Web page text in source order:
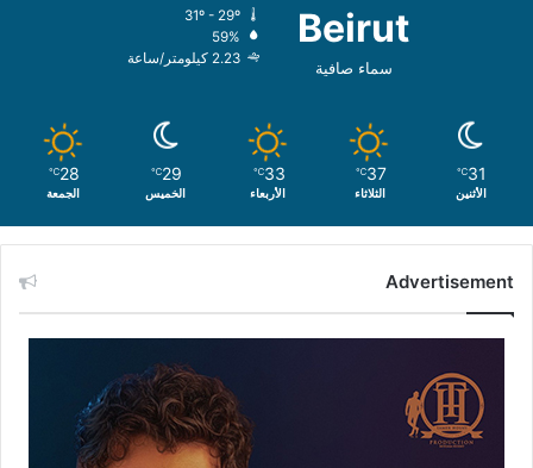
Beirut
سماء صافية
59%
2.23 كيلومتر/ساعة
31
℃
الأثنين
37
℃
الثلاثاء
33
℃
الأربعاء
29
℃
الخميس
28
℃
الجمعة
Advertisement